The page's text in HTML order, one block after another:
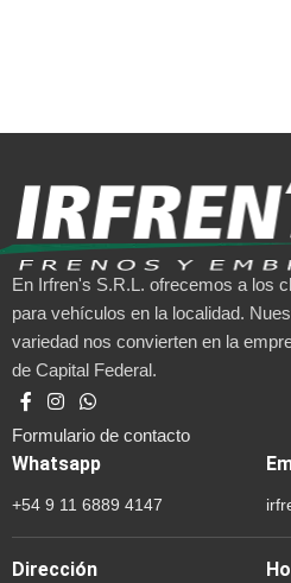
En Irfren's S.R.L. ofrecemos a los
para vehículos en la localidad.
variedad nos convierten en la
de Capital Federal.
Formulario de contacto
Whatsapp
+54 9 11 6889 4147
Dirección